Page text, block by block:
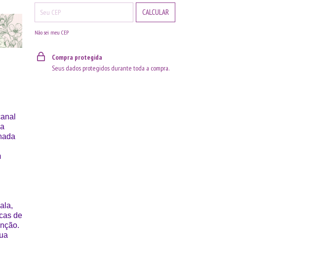
de
CALCULAR
Não sei meu CEP
Compra protegida
Seus dados protegidos durante toda a compra.